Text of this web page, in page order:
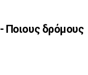
Ποιους δρόμους